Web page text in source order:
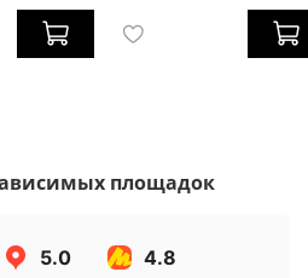
площадок
5.0 4.8